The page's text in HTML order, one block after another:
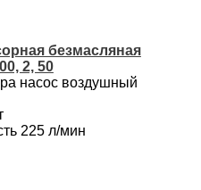
безмасляная
2, 50
насос воздушный
225 л/мин